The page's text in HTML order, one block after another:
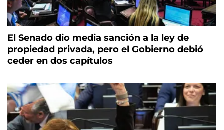
El Senado dio media sanción a la ley de
propiedad privada, pero el Gobierno debió
ceder en dos capítulos